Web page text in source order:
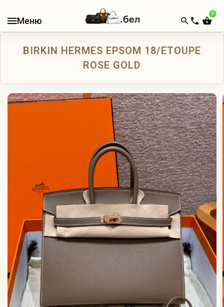
0
В
КАТАЛОГ
РЮКЗАКИ
КОШЕЛЬКИ
КАРТХОЛДЕРЫ
АКСЕССУАРЫ
BIRKIN HERMES EPSOM 18/ETOUPE
ROSE GOLD